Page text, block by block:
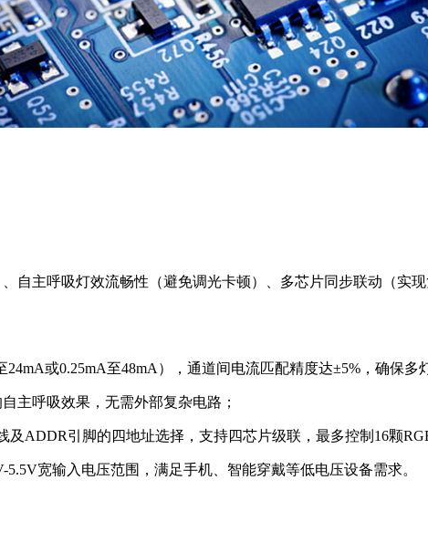
自主呼吸灯效流畅性（避免调光卡顿）、多芯片同步联动（实
或0.25mA至48mA），通道间电流匹配精度达±5%，确保多
主呼吸效果，无需外部复杂电路；
ADDR引脚的四地址选择，支持四芯片级联，最多控制16颗
宽输入电压范围，满足手机、智能穿戴等低电压设备需求。